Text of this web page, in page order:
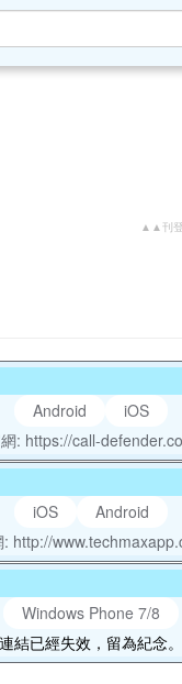
▲▲刊登
Android
iOS
: https://call-
iOS
Android
: http://
Windows Phone 7/8
連結已經失效，留為紀念。